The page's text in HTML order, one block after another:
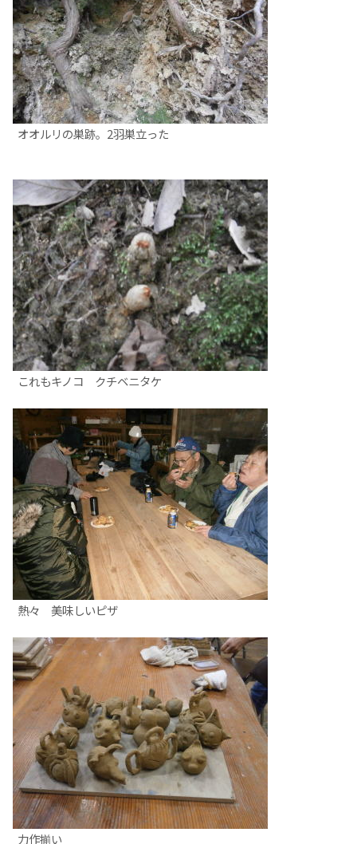
オオルリの巣跡。2羽巣立った
これもキノコ クチベニタケ
熱々 美味しいピザ
力作揃い